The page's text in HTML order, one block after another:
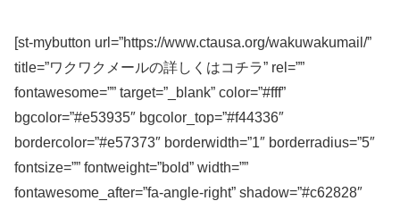
[st-mybutton url=”https://www.ctausa.org/wakuwakumail/”
title=”ワクワクメールの詳しくはコチラ” rel=””
fontawesome=”” target=”_blank” color=”#fff”
bgcolor=”#e53935″ bgcolor_top=”#f44336″
bordercolor=”#e57373″ borderwidth=”1″ borderradius=”5″
fontsize=”” fontweight=”bold” width=””
fontawesome_after=”fa-angle-right” shadow=”#c62828″